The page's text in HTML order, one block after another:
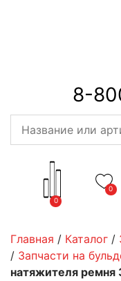
8-
0
0
Главная / Каталог /
/ Запчасти на
натяжителя ремня